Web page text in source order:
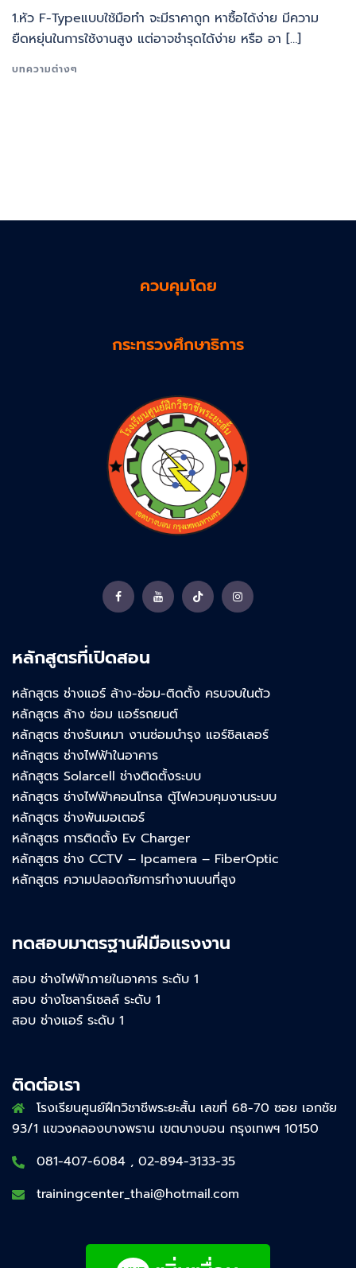
1.หัว F-Typeแบบใช้มือทำ จะมีราคาถูก หาซื้อได้ง่าย มีความ
ยืดหยุ่นในการใช้งานสูง แต่อาจชำรุดได้ง่าย หรือ อา […]
บทความต่างๆ
ควบคุมโดย
กระทรวงศึกษาธิการ
FacebookYouTubeTikTokInstagram
หลักสูตรที่เปิดสอน
หลักสูตร ช่างแอร์ ล้าง-ซ่อม-ติดตั้ง ครบจบในตัว
หลักสูตร ล้าง ซ่อม แอร์รถยนต์
หลักสูตร ช่างรับเหมา งานซ่อมบำรุง แอร์ชิลเลอร์
หลักสูตร ช่างไฟฟ้าในอาคาร
หลักสูตร Solarcell ช่างติดตั้งระบบ
หลักสูตร ช่างไฟฟ้าคอนโทรล ตู้ไฟควบคุมงานระบบ
หลักสูตร ช่างพันมอเตอร์
หลักสูตร การติดตั้ง Ev Charger
หลักสูตร ช่าง CCTV – Ipcamera – FiberOptic
หลักสูตร ความปลอดภัยการทำงานบนที่สูง
ทดสอบมาตรฐานฝีมือแรงงาน
สอบ ช่างไฟฟ้าภายในอาคาร ระดับ 1
สอบ ช่างโซลาร์เซลล์ ระดับ 1
สอบ ช่างแอร์ ระดับ 1
ติดต่อเรา
โรงเรียนศูนย์ฝึกวิชาชีพระยะสั้น เลขที่ 68-70 ซอย เอกชัย
93/1 แขวงคลองบางพราน เขตบางบอน กรุงเทพฯ 10150
081-407-6084 , 02-894-3133-35
trainingcenter_thai@hotmail.com